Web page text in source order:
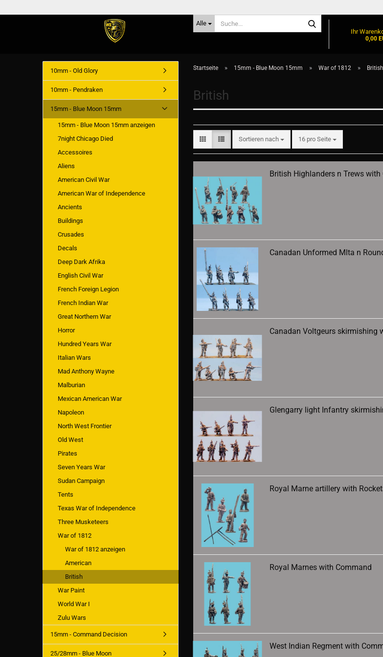
Alle
Suche...
Ihr
0,00
Startseite » 15mm - Blue Moon 15mm » War of 1812 » British
British
Sortieren nach
Sortieren nach 16 pro Seite
pro Seite
British Highlanders n Trews with
Canadan Unformed Mlta n
Canadan Voltgeurs skirmishing
Glengarry light Infantry
Royal Marne artillery with
Royal Marnes with Command
West Indian Regment with
10mm - Old Glory
10mm - Pendraken
15mm - Blue Moon 15mm
15mm - Blue Moon 15mm anzeigen
7night Chicago Died
Accessoires
Aliens
American Civil War
American War of Independence
Ancients
Buildings
Crusades
Decals
Deep Dark Afrika
English Civil War
French Foreign Legion
French Indian War
Great Northern War
Horror
Hundred Years War
Italian Wars
Mad Anthony Wayne
Malburian
Mexican American War
Napoleon
North West Frontier
Old West
Pirates
Seven Years War
Sudan Campaign
Tents
Texas War of Independence
Three Musketeers
War of 1812
War of 1812 anzeigen
American
British
War Paint
World War I
Zulu Wars
15mm - Command Decision
25/28mm - Blue Moon